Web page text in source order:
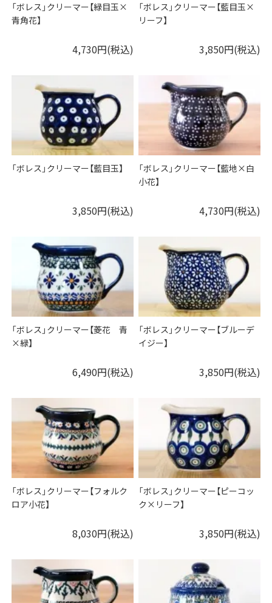
「ボレス」クリーマー【緑目玉×
青角花】
4,730円(税込)
「ボレス」クリーマー【藍目玉×
リーフ】
3,850円(税込)
「ボレス」クリーマー【藍目玉】
3,850円(税込)
「ボレス」クリーマー【藍地×白
小花】
4,730円(税込)
「ボレス」クリーマー【菱花 青
×緑】
6,490円(税込)
「ボレス」クリーマー【ブルーデ
イジー】
3,850円(税込)
「ボレス」クリーマー【フォルク
ロア小花】
8,030円(税込)
「ボレス」クリーマー【ピーコッ
ク×リーフ】
3,850円(税込)